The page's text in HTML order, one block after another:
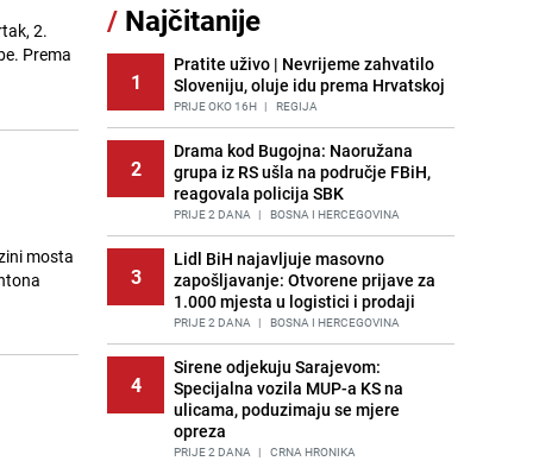
2.
Prema
mosta
/ Najčitanije
1
Pratite uživo | Nevrijeme zahvatilo
Sloveniju, oluje idu prema Hrvatskoj
PRIJE OKO 16H | REGIJA
2
Drama kod Bugojna: Naoružana
grupa iz RS ušla na područje FBiH,
reagovala policija SBK
PRIJE 2 DANA | BOSNA I HERCEGOVINA
3
Lidl BiH najavljuje masovno
zapošljavanje: Otvorene prijave za
1.000 mjesta u logistici i prodaji
PRIJE 2 DANA | BOSNA I HERCEGOVINA
4
Sirene odjekuju Sarajevom:
Specijalna vozila MUP-a KS na
ulicama, poduzimaju se mjere
opreza
PRIJE 2 DANA | CRNA HRONIKA